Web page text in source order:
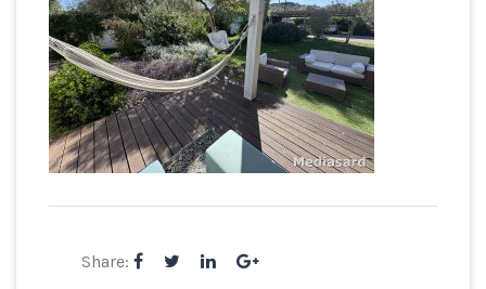
Share: